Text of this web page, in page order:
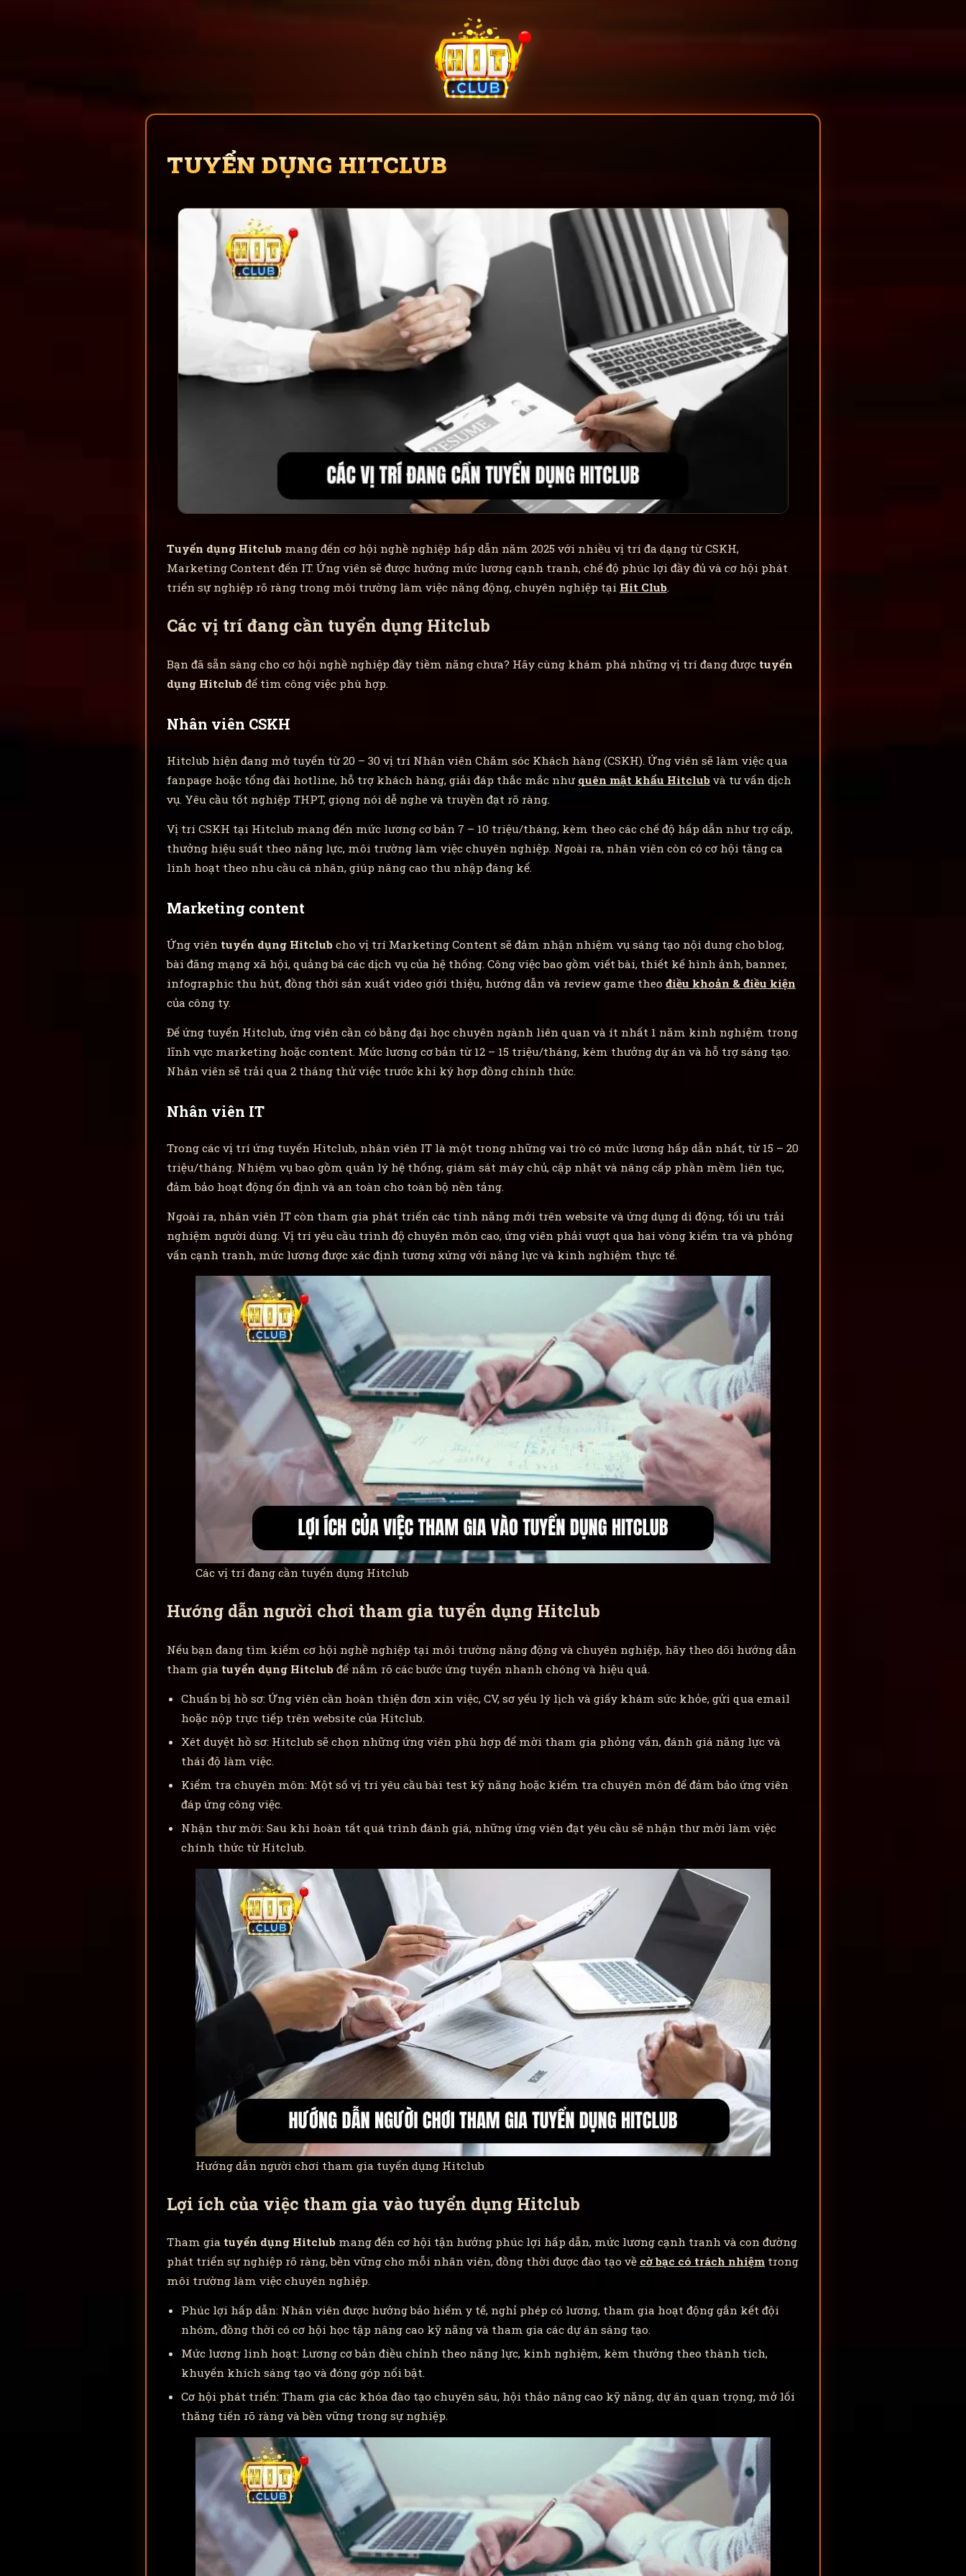
TUYỂN DỤNG HITCLUB
Tuyển dụng Hitclub mang đến cơ hội nghề nghiệp hấp dẫn năm 2025 với nhiều vị trí đa dạng từ CSKH,
Marketing Content đến IT. Ứng viên sẽ được hưởng mức lương cạnh tranh, chế độ phúc lợi đầy đủ và cơ hội phát
triển sự nghiệp rõ ràng trong môi trường làm việc năng động, chuyên nghiệp tại Hit Club.
Các vị trí đang cần tuyển dụng Hitclub
Bạn đã sẵn sàng cho cơ hội nghề nghiệp đầy tiềm năng chưa? Hãy cùng khám phá những vị trí đang được tuyển
dụng Hitclub để tìm công việc phù hợp.
Nhân viên CSKH
Hitclub hiện đang mở tuyển từ 20 – 30 vị trí Nhân viên Chăm sóc Khách hàng (CSKH). Ứng viên sẽ làm việc qua
fanpage hoặc tổng đài hotline, hỗ trợ khách hàng, giải đáp thắc mắc như quên mật khẩu Hitclub và tư vấn dịch
vụ. Yêu cầu tốt nghiệp THPT, giọng nói dễ nghe và truyền đạt rõ ràng.
Vị trí CSKH tại Hitclub mang đến mức lương cơ bản 7 – 10 triệu/tháng, kèm theo các chế độ hấp dẫn như trợ cấp,
thưởng hiệu suất theo năng lực, môi trường làm việc chuyên nghiệp. Ngoài ra, nhân viên còn có cơ hội tăng ca
linh hoạt theo nhu cầu cá nhân, giúp nâng cao thu nhập đáng kể.
Marketing content
Ứng viên tuyển dụng Hitclub cho vị trí Marketing Content sẽ đảm nhận nhiệm vụ sáng tạo nội dung cho blog,
bài đăng mạng xã hội, quảng bá các dịch vụ của hệ thống. Công việc bao gồm viết bài, thiết kế hình ảnh, banner,
infographic thu hút, đồng thời sản xuất video giới thiệu, hướng dẫn và review game theo điều khoản & điều kiện
của công ty.
Để ứng tuyển Hitclub, ứng viên cần có bằng đại học chuyên ngành liên quan và ít nhất 1 năm kinh nghiệm trong
lĩnh vực marketing hoặc content. Mức lương cơ bản từ 12 – 15 triệu/tháng, kèm thưởng dự án và hỗ trợ sáng tạo.
Nhân viên sẽ trải qua 2 tháng thử việc trước khi ký hợp đồng chính thức.
Nhân viên IT
Trong các vị trí ứng tuyển Hitclub, nhân viên IT là một trong những vai trò có mức lương hấp dẫn nhất, từ 15 – 20
triệu/tháng. Nhiệm vụ bao gồm quản lý hệ thống, giám sát máy chủ, cập nhật và nâng cấp phần mềm liên tục,
đảm bảo hoạt động ổn định và an toàn cho toàn bộ nền tảng.
Ngoài ra, nhân viên IT còn tham gia phát triển các tính năng mới trên website và ứng dụng di động, tối ưu trải
nghiệm người dùng. Vị trí yêu cầu trình độ chuyên môn cao, ứng viên phải vượt qua hai vòng kiểm tra và phỏng
vấn cạnh tranh, mức lương được xác định tương xứng với năng lực và kinh nghiệm thực tế.
Các vị trí đang cần tuyển dụng Hitclub
Hướng dẫn người chơi tham gia tuyển dụng Hitclub
Nếu bạn đang tìm kiếm cơ hội nghề nghiệp tại môi trường năng động và chuyên nghiệp, hãy theo dõi hướng dẫn
tham gia tuyển dụng Hitclub để nắm rõ các bước ứng tuyển nhanh chóng và hiệu quả.
Chuẩn bị hồ sơ: Ứng viên cần hoàn thiện đơn xin việc, CV, sơ yếu lý lịch và giấy khám sức khỏe, gửi qua email
hoặc nộp trực tiếp trên website của Hitclub.
Xét duyệt hồ sơ: Hitclub sẽ chọn những ứng viên phù hợp để mời tham gia phỏng vấn, đánh giá năng lực và
thái độ làm việc.
Kiểm tra chuyên môn: Một số vị trí yêu cầu bài test kỹ năng hoặc kiểm tra chuyên môn để đảm bảo ứng viên
đáp ứng công việc.
Nhận thư mời: Sau khi hoàn tất quá trình đánh giá, những ứng viên đạt yêu cầu sẽ nhận thư mời làm việc
chính thức từ Hitclub.
Hướng dẫn người chơi tham gia tuyển dụng Hitclub
Lợi ích của việc tham gia vào tuyển dụng Hitclub
Tham gia tuyển dụng Hitclub mang đến cơ hội tận hưởng phúc lợi hấp dẫn, mức lương cạnh tranh và con đường
phát triển sự nghiệp rõ ràng, bền vững cho mỗi nhân viên, đồng thời được đào tạo về cờ bạc có trách nhiệm trong
môi trường làm việc chuyên nghiệp.
Phúc lợi hấp dẫn: Nhân viên được hưởng bảo hiểm y tế, nghỉ phép có lương, tham gia hoạt động gắn kết đội
nhóm, đồng thời có cơ hội học tập nâng cao kỹ năng và tham gia các dự án sáng tạo.
Mức lương linh hoạt: Lương cơ bản điều chỉnh theo năng lực, kinh nghiệm, kèm thưởng theo thành tích,
khuyến khích sáng tạo và đóng góp nổi bật.
Cơ hội phát triển: Tham gia các khóa đào tạo chuyên sâu, hội thảo nâng cao kỹ năng, dự án quan trọng, mở lối
thăng tiến rõ ràng và bền vững trong sự nghiệp.